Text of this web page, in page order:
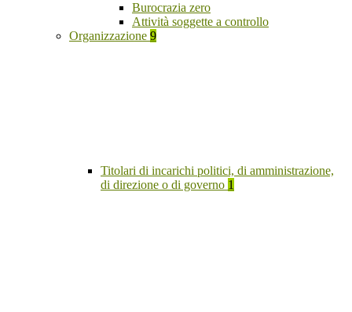
Burocrazia zero
Attività soggette a controllo
Organizzazione 9
Titolari di incarichi politici, di amministrazione,
di direzione o di governo 1